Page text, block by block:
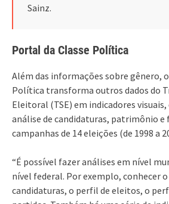
Sainz.
Portal da Classe Política
Além das informações sobre gênero,
Política transforma outros dados do
Eleitoral (TSE) em indicadores
análise de candidaturas, patrimônio
campanhas de 14 eleições (de 1998 a
“É possível fazer análises em nível
nível federal. Por exemplo, conhecer
candidaturas, o perfil de eleitos, o